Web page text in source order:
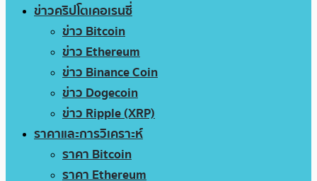
ข่าวคริปโตเคอเรนซี่
ข่าว Bitcoin
ข่าว Ethereum
ข่าว Binance Coin
ข่าว Dogecoin
ข่าว Ripple (XRP)
ราคาและการวิเคราะห์
ราคา Bitcoin
ราคา Ethereum